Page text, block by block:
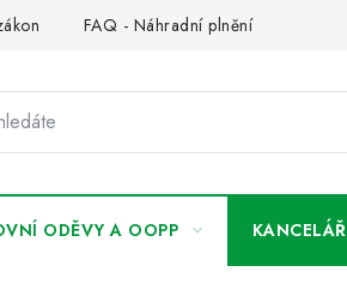
FAQ - Náhradní plnění
ODĚVY A OOPP KANCELÁŘ